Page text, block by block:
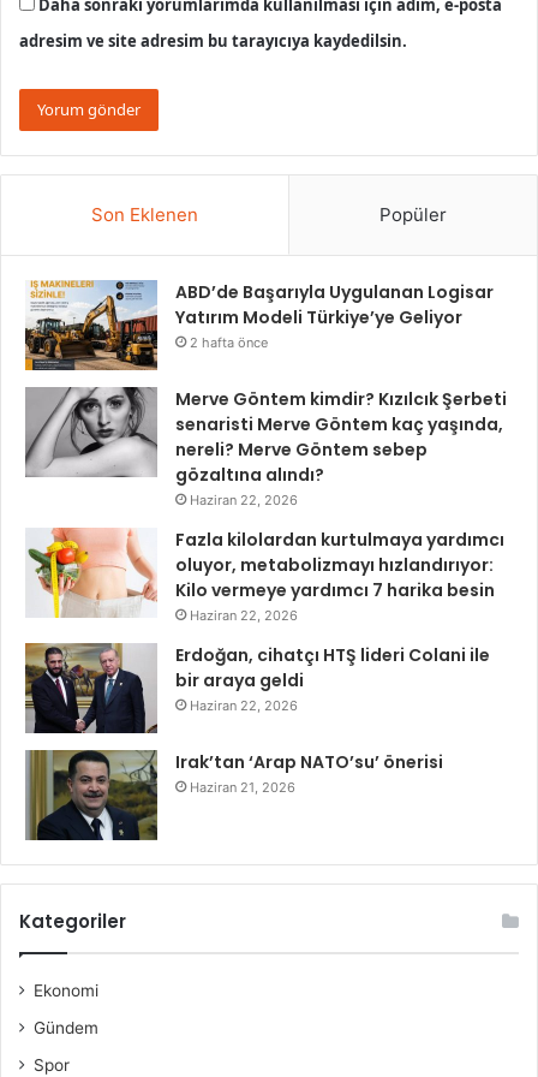
Daha sonraki yorumlarımda kullanılması için adım, e-posta
adresim ve site adresim bu tarayıcıya kaydedilsin.
Son Eklenen Popüler
ABD’de Başarıyla Uygulanan Logisar
Yatırım Modeli Türkiye’ye Geliyor
2 hafta önce
Merve Göntem kimdir? Kızılcık Şerbeti
senaristi Merve Göntem kaç yaşında,
nereli? Merve Göntem sebep
gözaltına alındı?
Haziran 22, 2026
Fazla kilolardan kurtulmaya yardımcı
oluyor, metabolizmayı hızlandırıyor:
Kilo vermeye yardımcı 7 harika besin
Haziran 22, 2026
Erdoğan, cihatçı HTŞ lideri Colani ile
bir araya geldi
Haziran 22, 2026
Irak’tan ‘Arap NATO’su’ önerisi
Haziran 21, 2026
Kategoriler
Ekonomi
Gündem
Spor